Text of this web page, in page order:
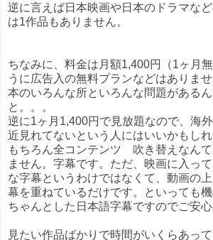
逆に言えば日本映画や日本のドラマな
は1作品もありません。
ちなみに、料金は月額1,400円（1ヶ月
うに広告入の無料プランなどはありま
本のいろんな所といろんな問題がある
と。。。
逆に1ヶ月1,400円で見放題なので、海
近見れてないという人にはいいかもしれ
もちろん全コンテンツ 吹き替えなん
ません。字幕です。ただ、映画に入っ
な字幕というわけではなくて、動画の
幕を重ねているだけです。といっても
ちゃんとした日本語字幕ですのでご安心
見たい作品ばかりで時間がいくらあっ